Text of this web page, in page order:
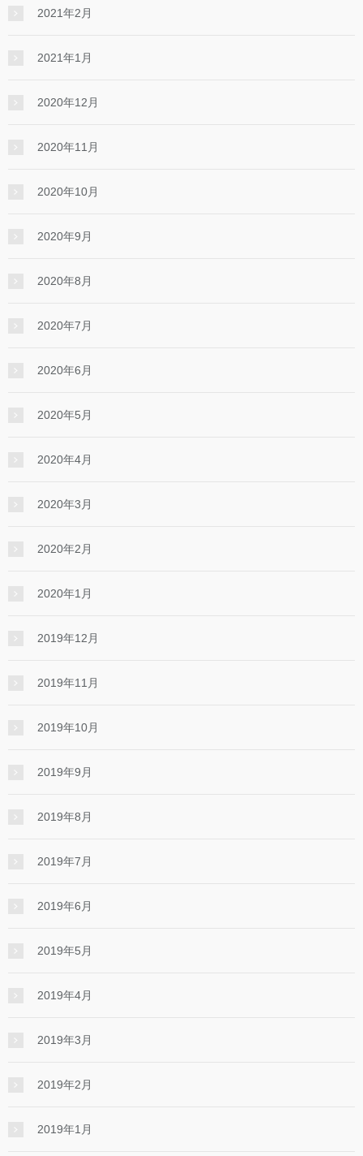
2021年2月
2021年1月
2020年12月
2020年11月
2020年10月
2020年9月
2020年8月
2020年7月
2020年6月
2020年5月
2020年4月
2020年3月
2020年2月
2020年1月
2019年12月
2019年11月
2019年10月
2019年9月
2019年8月
2019年7月
2019年6月
2019年5月
2019年4月
2019年3月
2019年2月
2019年1月